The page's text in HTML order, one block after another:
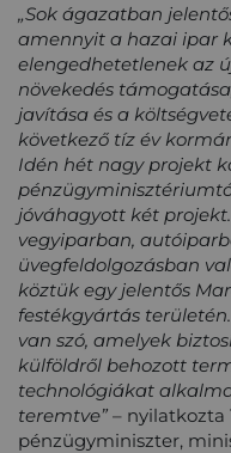
„Sok ágazatban
amennyit a hazai ipar
elengedhetetlenek az
növekedés
javítása és a
következő tíz év
Idén hét nagy projekt
jóváhagyott két
vegyiparban,
üvegfeldolgozásban
köztük egy jelentős
festékgyártás
van szó, amelyek
külföldről behozott
technológiákat
teremtve” – nyilatkozta
pénzügyminiszter,